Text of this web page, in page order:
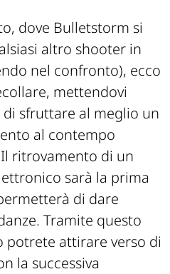
dove Bulletstorm si
altro shooter in
nel confronto), ecco
mettendovi
sfruttare al meglio un
al contempo
ritrovamento di un
sarà la prima
di dare
Tramite questo
potrete attirare verso di
la successiva